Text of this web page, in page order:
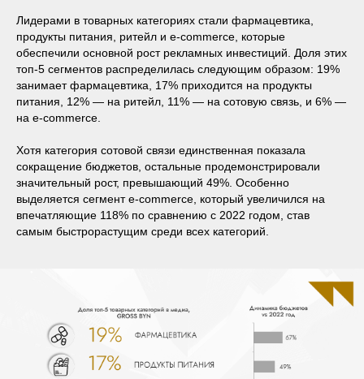
Лидерами в товарных категориях стали фармацевтика,
продукты питания, ритейл и e-commerce, которые
обеспечили основной рост рекламных инвестиций. Доля этих
топ-5 сегментов распределилась следующим образом: 19%
занимает фармацевтика, 17% приходится на продукты
питания, 12% — на ритейл, 11% — на сотовую связь, и 6% —
на e-commerce.
Хотя категория сотовой связи единственная показала
сокращение бюджетов, остальные продемонстрировали
значительный рост, превышающий 49%. Особенно
выделяется сегмент e-commerce, который увеличился на
впечатляющие 118% по сравнению с 2022 годом, став
самым быстрорастущим среди всех категорий.